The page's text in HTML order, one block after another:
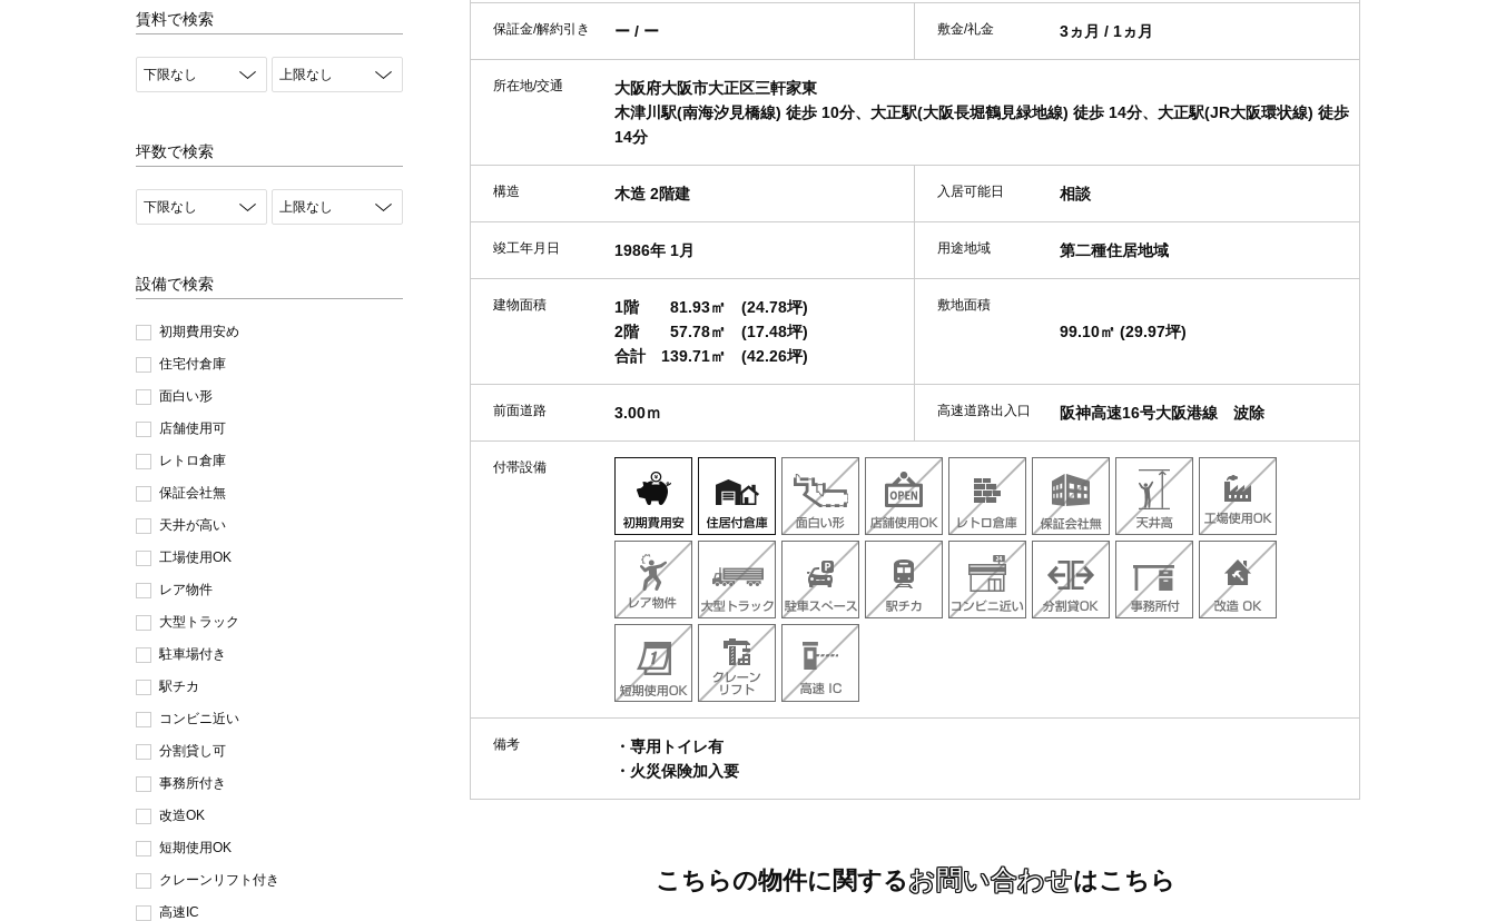
保証金/解約引き ー / ー 敷金/礼金 3ヵ月 / 1ヵ月
所在地/交通
大阪府大阪市大正区三軒家東
木津川駅(南海汐見橋線) 徒歩 10分、大正駅(大阪長堀鶴見緑地線) 徒歩 14分、大正駅(JR大阪環状線) 徒歩
14分
構造 木造 2階建 入居可能日 相談
竣工年月日 1986年 1月 用途地域 第二種住居地域
建物面積 1階 81.93㎡
(24.78坪)
2階
57.78㎡
(17.48坪)
合計
139.71㎡ (42.26坪)
敷地面積
99.10㎡ (29.97坪)
前面道路 3.00ｍ 高速道路出入口 阪神高速16号大阪港線 波除
付帯設備
備考
・専用トイレ有
・火災保険加入要
こちらの物件に関するお問い合わせはこちら
賃料で検索
坪数で検索
設備で検索
初期費用安め
住宅付倉庫
面白い形
店舗使用可
レトロ倉庫
保証会社無
天井が高い
工場使用OK
レア物件
大型トラック
駐車場付き
駅チカ
コンビニ近い
分割貸し可
事務所付き
改造OK
短期使用OK
クレーンリフト付き
高速IC